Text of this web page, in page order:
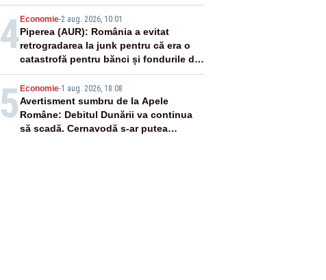
4 Economie-2 aug. 2026, 10:01
Piperea (AUR): România a evitat
retrogradarea la junk pentru că era o
catastrofă pentru bănci și fondurile de
pensii
5 Economie-1 aug. 2026, 18:08
Avertisment sumbru de la Apele
Române: Debitul Dunării va continua
să scadă. Cernavodă s-ar putea